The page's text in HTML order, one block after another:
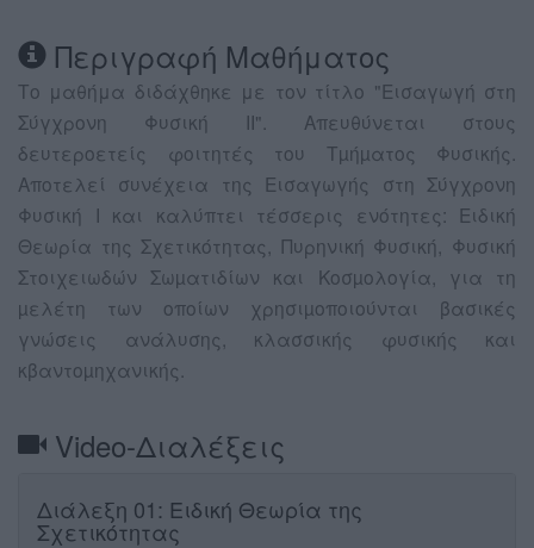
Περιγραφή Μαθήματος
Το μαθήμα διδάχθηκε με τον τίτλο "Εισαγωγή στη
Σύγχρονη Φυσική ΙΙ". Απευθύνεται στους
δευτεροετείς φοιτητές του Τµήµατος Φυσικής.
Αποτελεί συνέχεια της Εισαγωγής στη Σύγχρονη
Φυσική Ι και καλύπτει τέσσερις ενότητες: Ειδική
Θεωρία της Σχετικότητας, Πυρηνική Φυσική, Φυσική
Στοιχειωδών Σωµατιδίων και Κοσµολογία, για τη
µελέτη των οποίων χρησιµοποιούνται βασικές
γνώσεις ανάλυσης, κλασσικής φυσικής και
κβαντοµηχανικής.
Video-Διαλέξεις
Διάλεξη 01: Ειδική Θεωρία της
Σχετικότητας